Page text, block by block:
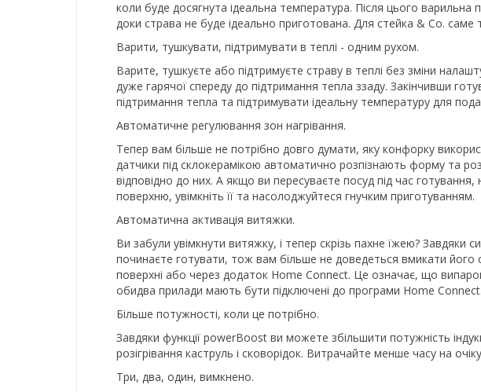
коли буде досягнута ідеальна температура. Після цього варильна
доки страва не буде ідеально приготована. Для стейка & Co. саме
Варити, тушкувати, підтримувати в теплі - одним рухом.
Варите, тушкуєте або підтримуєте страву в теплі без зміни
дуже гарячої спереду до підтримання тепла ззаду. Закінчивши
підтримання тепла та підтримувати ідеальну температуру для
Автоматичне регулювання зон нагрівання.
Тепер вам більше не потрібно довго думати, яку конфорку
датчики під склокерамікою автоматично розпізнають форму та
відповідно до них. А якщо ви пересуваєте посуд під час
поверхню, увімкніть її та насолоджуйтеся гнучким приготуванням.
Автоматична активація витяжки.
Ви забули увімкнути витяжку, і тепер скрізь пахне їжею?
починаєте готувати, тож вам більше не доведеться вмикати його
поверхні або через додаток Home Connect. Це означає, що
обидва прилади мають бути підключені до програми Home Connect.
Більше потужності, коли це потрібно.
Завдяки функції powerBoost ви можете збільшити потужність
розігрівання каструль і сковорідок. Витрачайте менше часу на
Три, два, один, вимкнено.